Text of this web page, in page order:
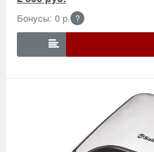
Бонусы: 0 р. ?
